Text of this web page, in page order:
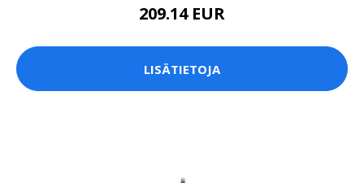
209.14 EUR
LISÄTIETOJA